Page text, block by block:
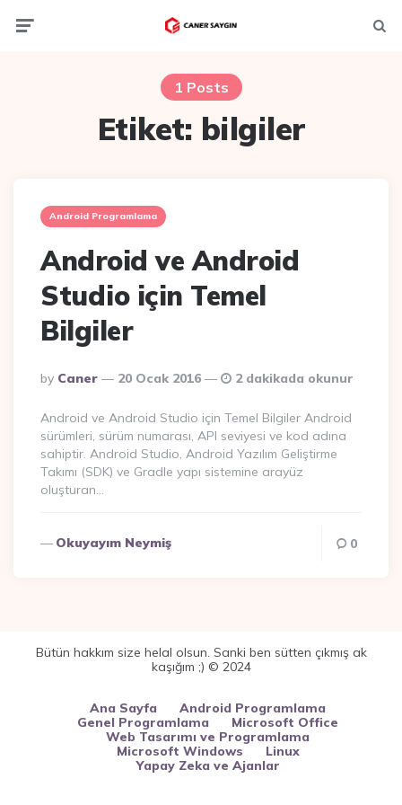
Ara
1 Posts
Etiket: bilgiler
Android Programlama
Android ve Android
Studio için Temel
Bilgiler
Posted
By
By Caner 20 Ocak 2016 2 dakikada okunur
Android ve Android Studio için Temel Bilgiler Android
sürümleri, sürüm numarası, API seviyesi ve kod adına
sahiptir. Android Studio, Android Yazılım Geliştirme
Takımı (SDK) ve Gradle yapı sistemine arayüz
oluşturan…
Okuyayım Neymiş 0
Bütün hakkım size helal olsun. Sanki ben sütten çıkmış ak
kaşığım ;) © 2024
Ana Sayfa
Android Programlama
Genel Programlama
Microsoft Office
Web Tasarımı ve Programlama
Microsoft Windows
Linux
Yapay Zeka ve Ajanlar